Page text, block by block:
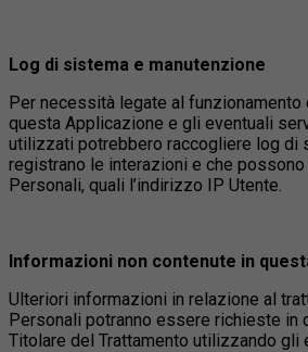
Log di sistema e manutenzione
Per necessità legate al funzionamento
questa Applicazione e gli eventuali
utilizzati potrebbero raccogliere log di
registrano le interazioni e che possono
Personali, quali l’indirizzo IP Utente.
Informazioni non contenute in
Ulteriori informazioni in relazione al
Personali potranno essere richieste in
Titolare del Trattamento utilizzando gli